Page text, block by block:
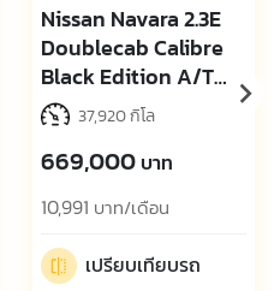
Nissan Navara 2.3E
Doublecab Calibre
Black Edition A/T
2024 NM0069
37,920 กิโล
669,000 บาท
10,991 บาท/เดือน
เปรียบเทียบรถ